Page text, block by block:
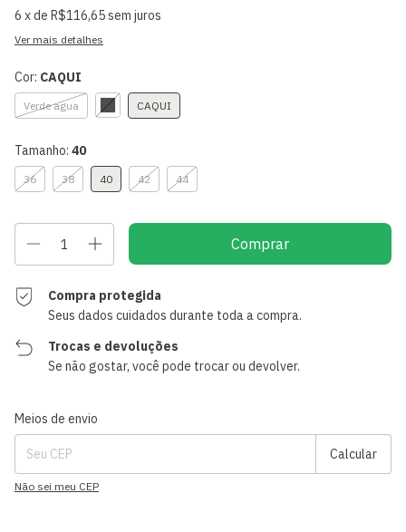
6 x de R$116,65sem juros
Ver mais detalhes
Cor: CAQUI
Verde agua CAQUI
Tamanho: 40
36 38 40 42 44
Compra protegida
Seus dados cuidados durante toda a compra.
Trocas e devoluções
Se não gostar, você pode trocar ou devolver.
Entregas para o CEP:
Meios de envio
Calcular
Não sei meu CEP